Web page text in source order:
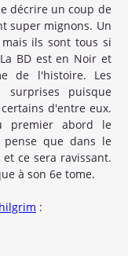
décrire un coup de
super mignons. Un
ils sont tous si
BD est en Noir et
de l'histoire. Les
surprises puisque
d'entre eux.
premier abord le
pense que dans le
ce sera ravissant.
à son 6e tome.
: